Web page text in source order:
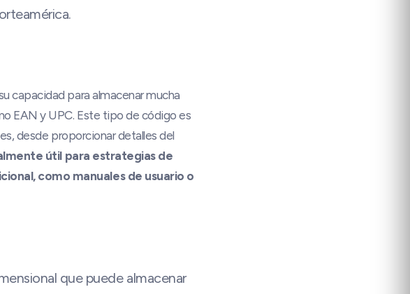
capacidad para almacenar mucha
EAN y UPC. Este tipo de código es
desde proporcionar detalles del
útil para estrategias de
como manuales de usuario o
que puede almacenar